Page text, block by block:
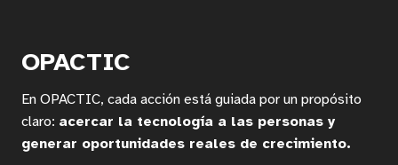
JÓVENES
TRANSFORMACIÓN
DIGITAL
PANAMÁ
OPACTIC
En OPACTIC, cada acción está guiada por un propósito
claro: acercar la tecnología a las personas y
generar oportunidades reales de crecimiento.